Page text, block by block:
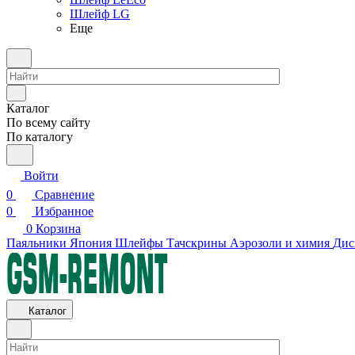
Шлейф LG
Еще
Каталог
По всему сайту
По каталогу
Войти
0
Сравнение
0
Избранное
0 Корзина
Паяльники Япония Шлейфы Тачскрины Аэрозоли и химия
Каталог